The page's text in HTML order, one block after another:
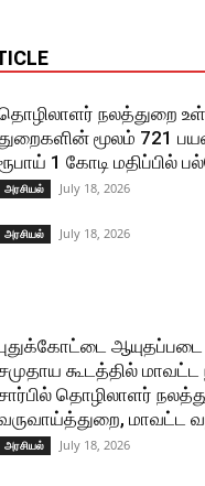
நலத்துறை
மூலம் 721
1 கோடி மதிப்பில்
அரசியல் July 18, 2026
அரசியல் July 18, 2026
கூடத்தில் மாவட்ட
தொழிலாளர்
மாவட்ட
அரசியல் July 18, 2026